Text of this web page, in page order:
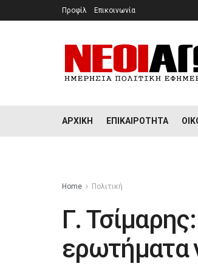
Προφίλ Επικοινωνία
ΑΡΧΙΚΉ ΕΠΙΚΑΙΡΌΤΗΤΑ
Home Πολιτική
Γ.
ερωτήματα